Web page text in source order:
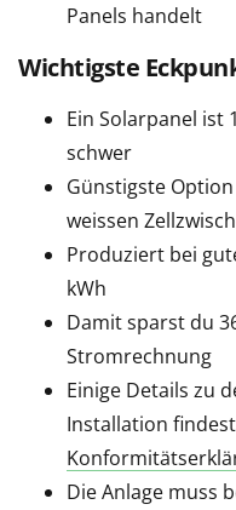
Panels handelt
Wichtigste
Ein Solarpanel ist
schwer
Günstigste
weissen
Produziert bei
kWh
Damit sparst du
Stromrechnung
Einige Details zu
Installation
Die Anlage muss